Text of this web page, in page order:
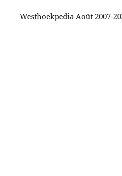
Westhoekpedia Août 2007-